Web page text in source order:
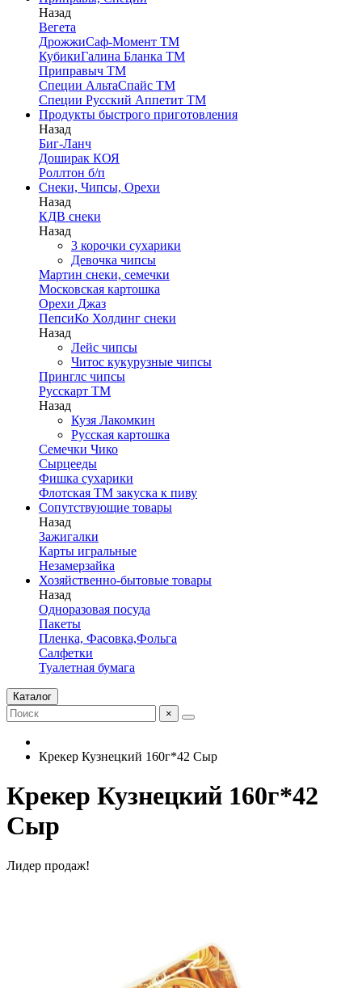
Назад
Вегета
ДрожжиСаф-Момент ТМ
КубикиГалина Бланка ТМ
Приправыч ТМ
Специи АльтаСпайс ТМ
Специи Русский Аппетит ТМ
Продукты быстрого приготовления
Назад
Биг-Ланч
Доширак КОЯ
Роллтон б/п
Снеки, Чипсы, Орехи
Назад
КДВ снеки
Назад
3 корочки сухарики
Девочка чипсы
Мартин снеки, семечки
Московская картошка
Орехи Джаз
ПепсиКо Холдинг снеки
Назад
Лейс чипсы
Читос кукурузные чипсы
Принглс чипсы
Русскарт ТМ
Назад
Кузя Лакомкин
Русская картошка
Семечки Чико
Сырцееды
Фишка сухарики
Флотская ТМ закуска к пиву
Сопутствующие товары
Назад
Зажигалки
Карты игральные
Незамерзайка
Хозяйственно-бытовые товары
Назад
Одноразовая посуда
Пакеты
Пленка, Фасовка,Фольга
Салфетки
Туалетная бумага
Каталог
×
Крекер Кузнецкий 160г*42 Сыр
Крекер Кузнецкий 160г*42
Сыр
Лидер продаж!